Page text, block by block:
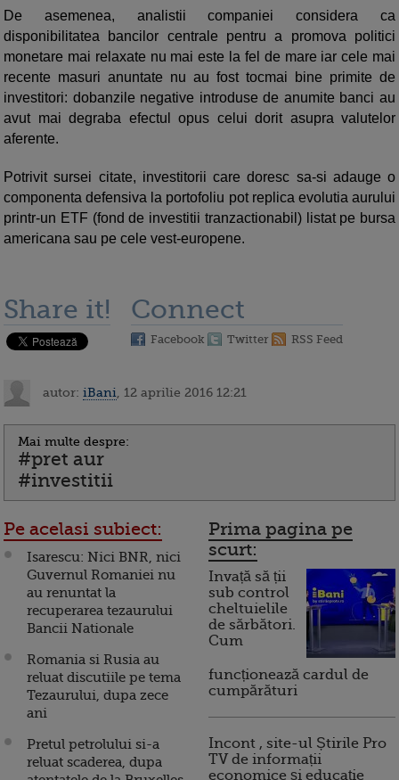
De asemenea, analistii companiei considera ca
disponibilitatea bancilor centrale pentru a promova politici
monetare mai relaxate nu mai este la fel de mare iar cele mai
recente masuri anuntate nu au fost tocmai bine primite de
investitori: dobanzile negative introduse de anumite banci au
avut mai degraba efectul opus celui dorit asupra valutelor
aferente.
Potrivit sursei citate, investitorii care doresc sa-si adauge o
componenta defensiva la portofoliu pot replica evolutia aurului
printr-un ETF (fond de investitii tranzactionabil) listat pe bursa
americana sau pe cele vest-europene.
Share it! Connect
Facebook Twitter RSS Feed
autor: iBani , 12 aprilie 2016 12:21
Mai multe despre:
#pret aur
#investitii
Pe acelasi subiect:
Isarescu: Nici BNR, nici
Guvernul Romaniei nu
au renuntat la
recuperarea tezaurului
Bancii Nationale
Romania si Rusia au
reluat discutiile pe tema
Tezaurului, dupa zece
ani
Pretul petrolului si-a
reluat scaderea, dupa
Prima pagina pe
scurt:
Invață să ții
sub control
cheltuielile
de sărbători.
Cum
funcționează cardul de
cumpărături
Incont , site-ul Știrile Pro
TV de informații
economice și educație